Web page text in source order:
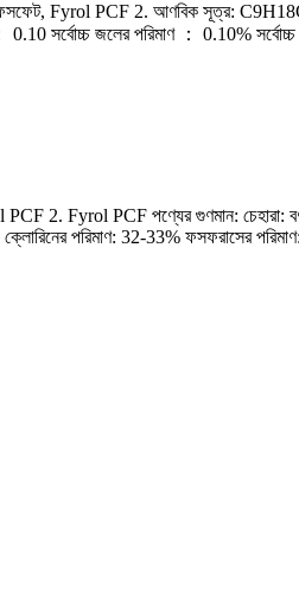
Fyrol PCF 2. আণবিক সূত্র:
সর্বোচ্চ জলের পরিমাণ ： 0.10%
Fyrol PCF পণ্যের গুণমান: চেহারা:
পরিমাণ: 32-33% ফসফরাসের